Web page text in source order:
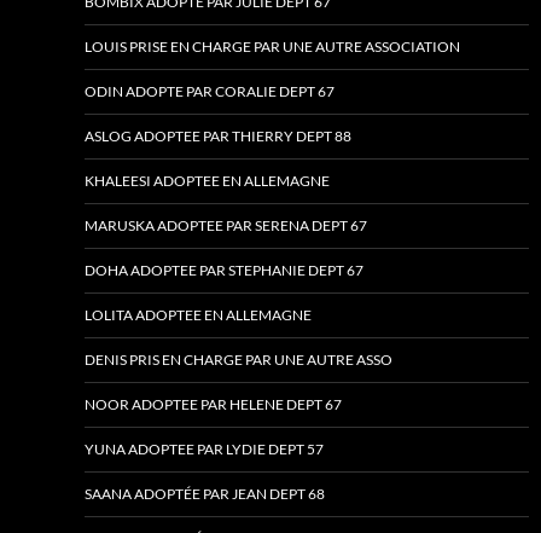
LOUIS PRISE EN CHARGE PAR UNE AUTRE ASSOCIATION
ODIN ADOPTE PAR CORALIE DEPT 67
ASLOG ADOPTEE PAR THIERRY DEPT 88
KHALEESI ADOPTEE EN ALLEMAGNE
MARUSKA ADOPTEE PAR SERENA DEPT 67
DOHA ADOPTEE PAR STEPHANIE DEPT 67
LOLITA ADOPTEE EN ALLEMAGNE
DENIS PRIS EN CHARGE PAR UNE AUTRE ASSO
NOOR ADOPTEE PAR HELENE DEPT 67
YUNA ADOPTEE PAR LYDIE DEPT 57
SAANA ADOPTÉE PAR JEAN DEPT 68